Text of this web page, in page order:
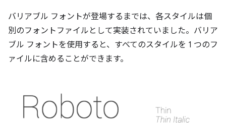
バリアブル フォントが登場するまでは、各スタイルは個
別のフォントファイルとして実装されていました。バリア
ブル フォントを使用すると、すべてのスタイルを 1 つのフ
ァイルに含めることができます。